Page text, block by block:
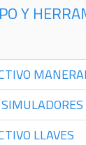
Y
LLAVES